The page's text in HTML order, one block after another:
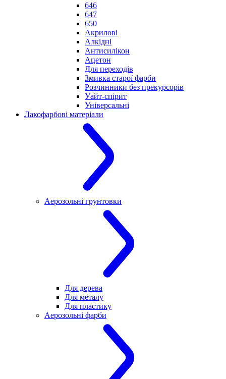
646
647
650
Акрилові
Алкідні
Антисилікон
Ацетон
Для переходів
Змивка старої фарби
Розчинники без прекурсорів
Уайт-спірит
Універсальні
Лакофарбові матеріали
Аерозольні грунтовки
Для дерева
Для металу
Для пластику
Аерозольні фарби